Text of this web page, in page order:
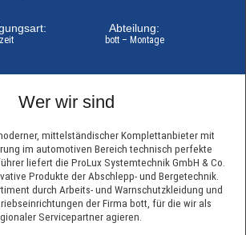
Abteilung:
bott – Montage
Wer wir sind
mittelständischer Komplettanbieter mit
im automotiven Bereich technisch perfekte
liefert die ProLux Systemtechnik GmbH & Co.
Produkte der Abschlepp- und Bergetechnik.
durch Arbeits- und Warnschutzkleidung und
der Firma bott, für die wir als
Servicepartner agieren.